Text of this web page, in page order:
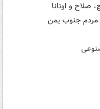
صلاح و اونانا
مردم جنوب یمن